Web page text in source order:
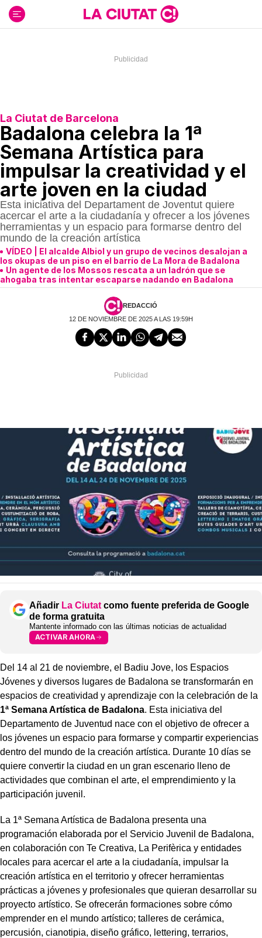
contenido
La Ciutat de Barcelona
Badalona celebra la 1ª
Semana Artística para
impulsar la creatividad y el
arte joven en la ciudad
Esta iniciativa del Departament de Joventut quiere
acercar el arte a la ciudadanía y ofrecer a los jóvenes
herramientas y un espacio para formarse dentro del
mundo de la creación artística
VÍDEO | El alcalde Albiol y un grupo de vecinos desalojan a
los okupas de un piso en el barrio de La Mora de Badalona
Un agente de los Mossos rescata a un ladrón que se
ahogaba tras intentar escaparse nadando en Badalona
REDACCIÓ
12 DE NOVIEMBRE DE 2025 A LAS 19:59H
Añadir La Ciutat como fuente preferida de Google
de forma gratuita
Mantente informado con las últimas noticias de actualidad
ACTIVAR AHORA
Del 14 al 21 de noviembre, el Badiu Jove, los Espacios
Jóvenes y diversos lugares de Badalona se transformarán en
espacios de creatividad y aprendizaje con la celebración de la
1ª Semana Artística de Badalona. Esta iniciativa del
Departamento de Juventud nace con el objetivo de ofrecer a
los jóvenes un espacio para formarse y compartir experiencias
dentro del mundo de la creación artística. Durante 10 días se
quiere convertir la ciudad en un gran escenario lleno de
actividades que combinan el arte, el emprendimiento y la
participación juvenil.
La 1ª Semana Artística de Badalona presenta una
programación elaborada por el Servicio Juvenil de Badalona,
en colaboración con Te Creativa, La Perifèrica y entidades
locales para acercar el arte a la ciudadanía, impulsar la
creación artística en el territorio y ofrecer herramientas
prácticas a jóvenes y profesionales que quieran desarrollar su
proyecto artístico. Se ofrecerán formaciones sobre cómo
emprender en el mundo artístico; talleres de cerámica,
percusión, cianotipia, diseño gráfico, lettering, terrarios,